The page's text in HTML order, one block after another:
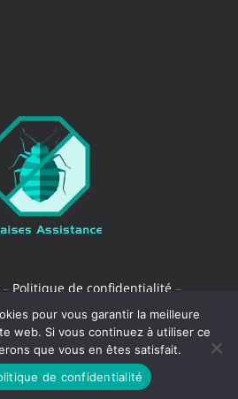
– Politique de confidentialité–
de vente
pour vous garantir la meilleure
web. Si vous continuez à utiliser ce
que vous en êtes satisfait.
de confidentialité
Accelerator
to be attractive for people and search engines.